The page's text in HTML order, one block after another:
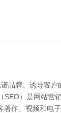
品牌、诱导客
）是网站
作、视频和